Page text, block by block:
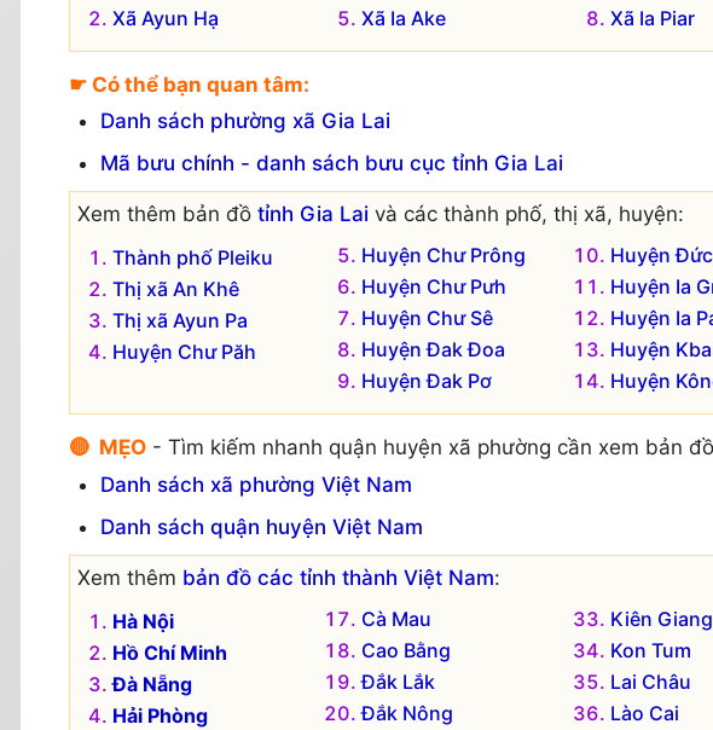
Xã Ayun Hạ
Xã Ia Ake
Xã Ia Piar
☛ Có thể bạn quan tâm:
Danh sách phường xã Gia Lai
Mã bưu chính - danh sách bưu cục tỉnh Gia Lai
Xem thêm bản đồ tỉnh Gia Lai và các thành phố, thị xã, huyện:
Thành phố Pleiku
Thị xã An Khê
Thị xã Ayun Pa
Huyện Chư Păh
Huyện Chư Prông
Huyện Chư Pưh
Huyện Chư Sê
Huyện Đak Đoa
Huyện Đak Pơ
Huyện
Huyện Ia
Huyện Ia
Huyện
Huyện
🔴 MẸO - Tìm kiếm nhanh quận huyện xã phường cần xem bản
Danh sách xã phường Việt Nam
Danh sách quận huyện Việt Nam
Xem thêm bản đồ các tỉnh thành Việt Nam:
Hà Nội
Hồ Chí Minh
Đà Nẵng
Hải Phòng
Cà Mau
Cao Bằng
Đắk Lắk
Đắk Nông
Kiên Giang
Kon Tum
Lai Châu
Lào Cai